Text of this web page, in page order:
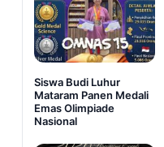
Siswa Budi Luhur
Mataram Panen Medali
Emas Olimpiade
Nasional